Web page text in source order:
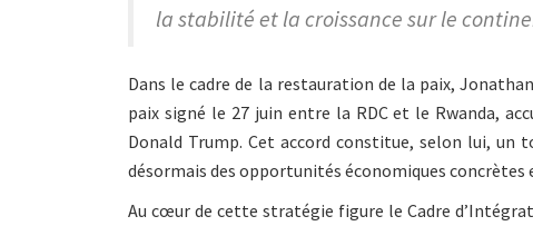
la stabilité et la croissance sur le
Dans le cadre de la restauration de la paix,
paix signé le 27 juin entre la RDC et le Rwanda,
Donald Trump. Cet accord constitue, selon lui, un
désormais des opportunités économiques concrètes
Au cœur de cette stratégie figure le Cadre